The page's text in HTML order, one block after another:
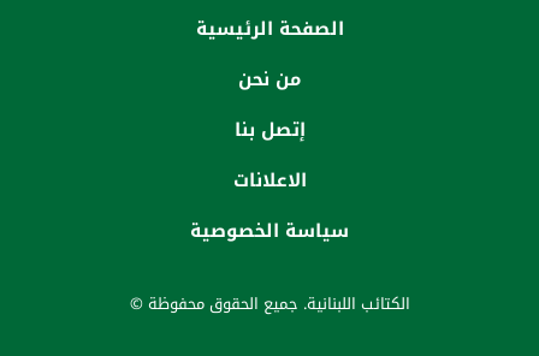
الصفحة الرئيسية
من نحن
إتصل بنا
الاعلانات
سياسة الخصوصية
الكتائب اللبنانية. جميع الحقوق محفوظة ©